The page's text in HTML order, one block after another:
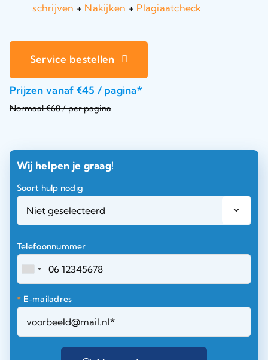
schrijven + Nakijken + Plagiaatcheck
Service bestellen
Prijzen vanaf €45 / pagina*
Normaal €60 / per pagina
Wij helpen je graag!
Soort hulp nodig
Telefoonnummer
* E-mailadres